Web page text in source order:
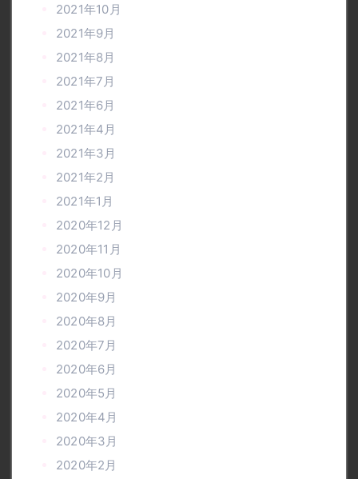
2021年10月
2021年9月
2021年8月
2021年7月
2021年6月
2021年4月
2021年3月
2021年2月
2021年1月
2020年12月
2020年11月
2020年10月
2020年9月
2020年8月
2020年7月
2020年6月
2020年5月
2020年4月
2020年3月
2020年2月